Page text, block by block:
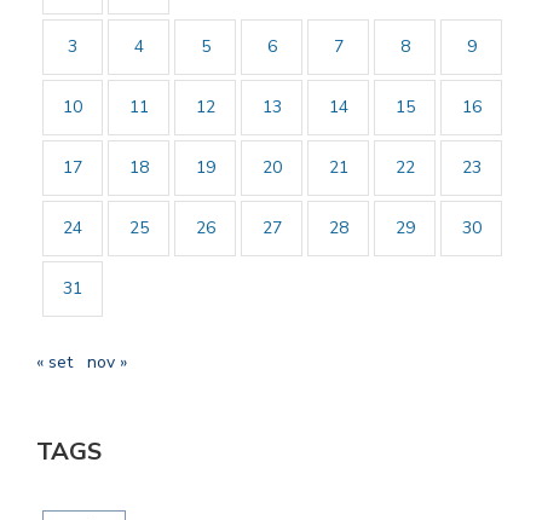
3 4 5 6 7 8 9
10 11 12 13 14 15 16
17 18 19 20 21 22 23
24 25 26 27 28 29 30
31
« set nov »
TAGS